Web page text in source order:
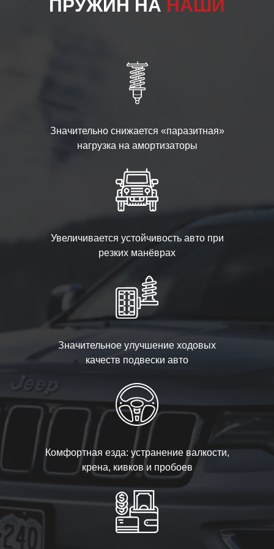
ПРУЖИН НА НАШИ
Значительно снижается «паразитная»
нагрузка на амортизаторы
Увеличивается устойчивость авто при
резких манёврах
Значительное улучшение ходовых
качеств подвески авто
Комфортная езда: устранение валкости,
крена, кивков и пробоев